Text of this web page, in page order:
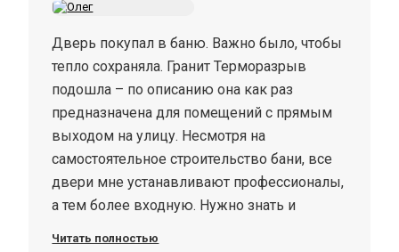
Дверь покупал в баню. Важно было, чтобы
тепло сохраняла. Гранит Терморазрыв
подошла – по описанию она как раз
предназначена для помещений с прямым
выходом на улицу. Несмотря на
самостоятельное строительство бани, все
двери мне устанавливают профессионалы,
а тем более входную. Нужно знать и
Читать полностью